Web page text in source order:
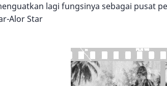
lagi fungsinya sebagai pusat
Alor Star